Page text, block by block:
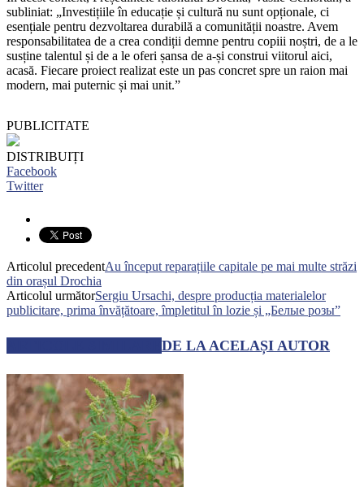
subliniat: „Investițiile în educație și cultură nu sunt opționale, ci
esențiale pentru dezvoltarea durabilă a comunității noastre. Avem
responsabilitatea de a crea condiții demne pentru copiii noștri, de a le
susține talentul și de a le oferi șansa de a-și construi viitorul aici,
acasă. Fiecare proiect realizat este un pas concret spre un raion mai
modern, mai puternic și mai unit.”
PUBLICITATE
DISTRIBUIȚI
Facebook
Twitter
Articolul precedentAu început reparațiile capitale pe mai multe străzi
din orașul Drochia
Articolul următorSergiu Ursachi, despre producția materialelor
publicitare, prima învățătoare, împletitul în lozie și „Белые розы”
DE LA ACELAȘI AUTOR